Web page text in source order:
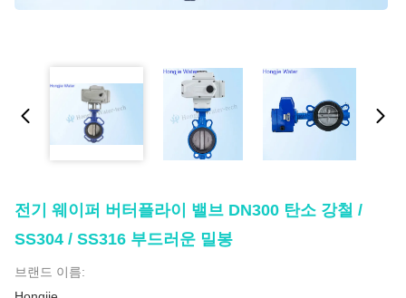
전기 웨이퍼 버터플라이 밸브 DN300 탄소 강철 /
SS304 / SS316 부드러운 밀봉
브랜드 이름: